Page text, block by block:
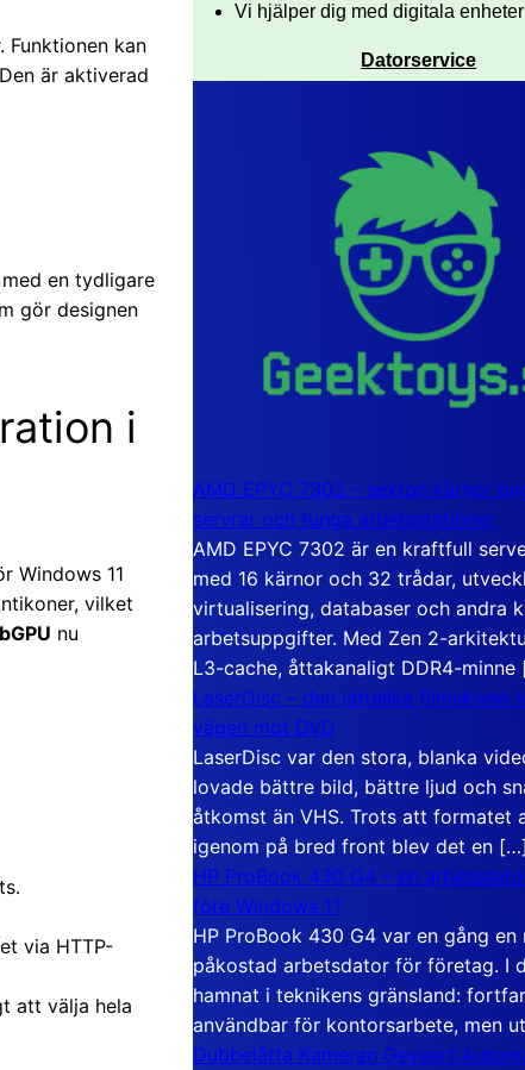
kan
är aktiverad
en tydligare
gör designen
i
Windows 11
vilket
nu
via HTTP-
att välja hela
Vi hjälper dig med digitala
Datorservice
AMD EPYC 7302 – sexton kärnor
servrar och tunga arbetsstationer
AMD EPYC 7302 är en kraftfull
med 16 kärnor och 32 trådar,
virtualisering, databaser och andra
arbetsuppgifter. Med Zen 2-
L3-cache, åttakanaligt DDR4-minne
LaserDisc – den jättelika filmskivan
vägen mot DVD
LaserDisc var den stora, blanka
lovade bättre bild, bättre ljud och
åtkomst än VHS. Trots att formatet
igenom på bred front blev det en […]
HP ProBook 430 G4 – en
före Windows 11
HP ProBook 430 G4 var en gång en
påkostad arbetsdator för företag. I
hamnat i teknikens gränsland:
användbar för kontorsarbete, men
Dubbelåtta Kameran Gevaert